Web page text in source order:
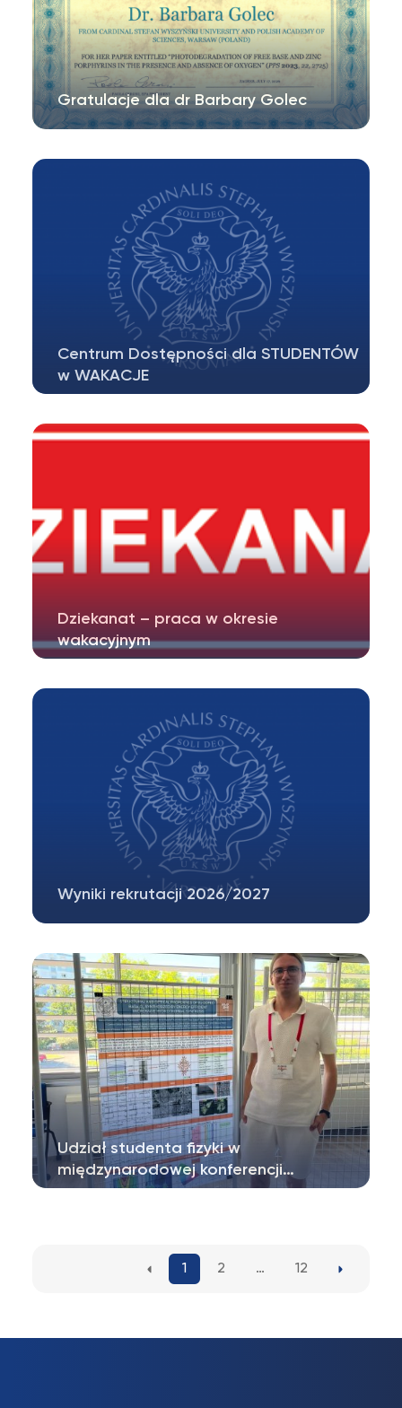
Gratulacje dla dr Barbary Golec
Instytutu Nauk Chemicznych
otrzymała Nagrodę…
Centrum Dostępności dla STUDENTÓW
w WAKACJE
wakacyjnej specjaliści Centrum
Dostępności…
Dziekanat – praca w okresie
wakacyjnym
wakacyjnym dziekanat pracuje tak,…
Wyniki rekrutacji 2026/2027
Matematyczno-Przyrodniczy UKSW była
rekordowa…
Udział studenta fizyki w
międzynarodowej konferencji…
1 2 … 12